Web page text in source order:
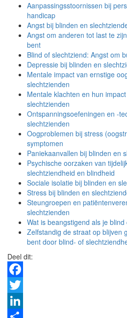
Aanpassingsstoornissen bij
handicap
Angst bij blinden en
Angst om anderen tot last te
bent
Blind of slechtziend: Angst om
Depressie bij blinden en
Mentale impact van ernstige
slechtzienden
Mentale klachten en hun
slechtzienden
Ontspanningsoefeningen en -
slechtzienden
Oogproblemen bij stress
symptomen
Paniekaanvallen bij blinden en
Psychische oorzaken van
slechtziendheid en blindheid
Sociale isolatie bij blinden en
Stress bij blinden en
Steungroepen en
slechtzienden
Wat is beangstigend als je
Zelfstandig de straat op blijven
bent door blind- of
Deel dit:
Facebook
Twitter